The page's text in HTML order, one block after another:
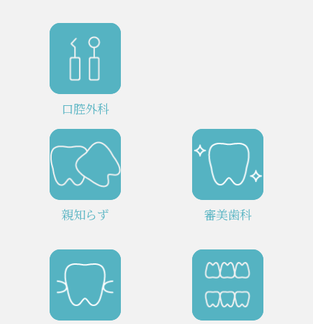
口腔外科
親知らず 審美歯科